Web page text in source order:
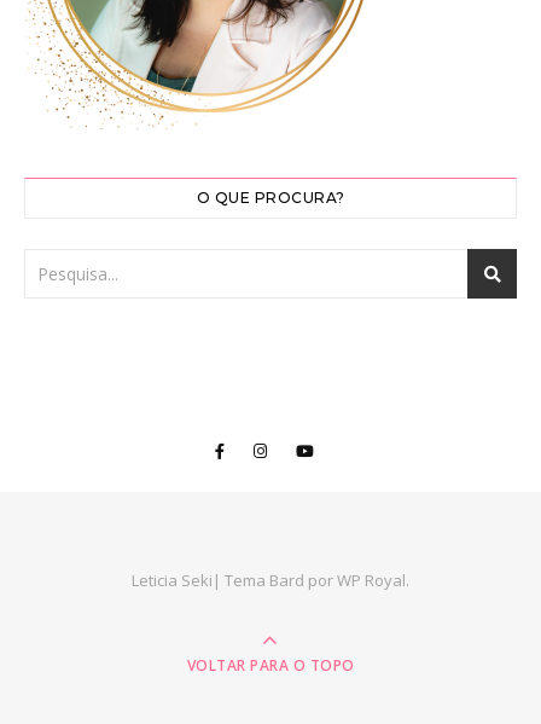
O QUE PROCURA?
Leticia Seki| Tema Bard porWP Royal.
VOLTAR PARA O TOPO